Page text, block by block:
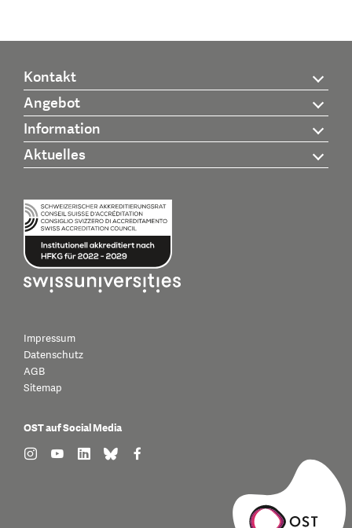
Kontakt
Angebot
Information
Aktuelles
Impressum
Datenschutz
AGB
Sitemap
OST auf Social Media
find us on: instagram
find us on: youtube
find us on: linkedin
find us on: bluesky
find us on: facebook